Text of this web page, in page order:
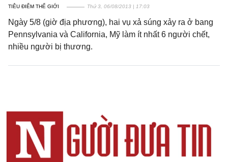
TIÊU ĐIỂM THẾ GIỚI Thứ 3, 06/08/2013 | 17:03
Ngày 5/8 (giờ địa phương), hai vụ xả súng xảy ra ở bang
Pennsylvania và California, Mỹ làm ít nhất 6 người chết,
nhiều người bị thương.